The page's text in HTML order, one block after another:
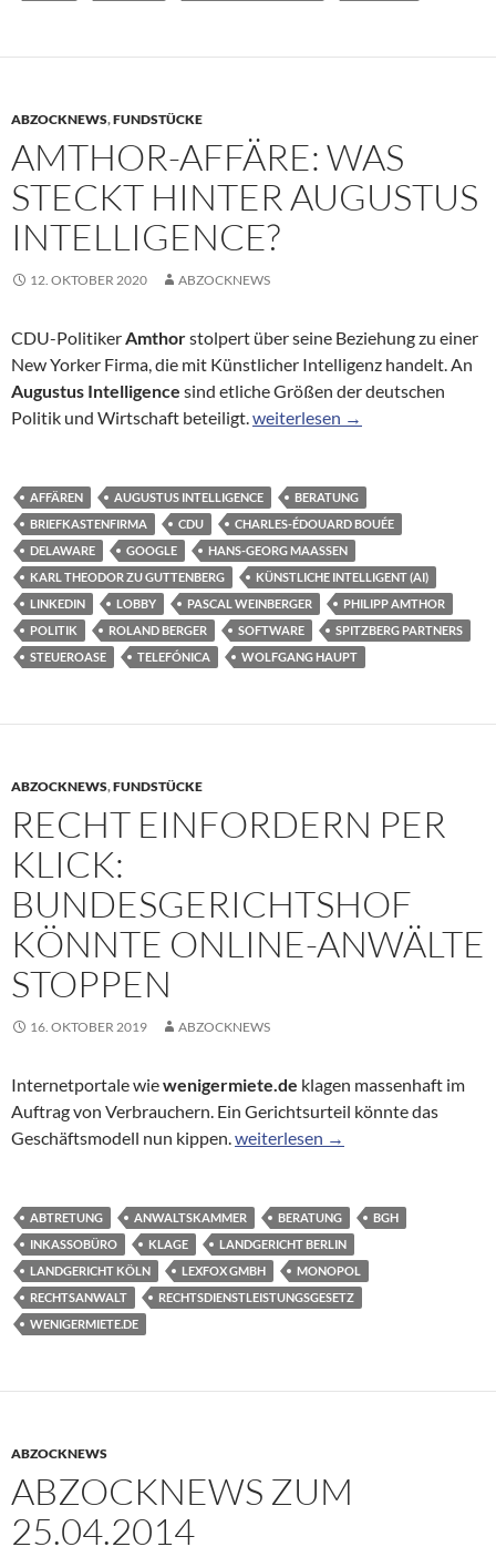
ABZOCKNEWS,FUNDSTÜCKE
AMTHOR-AFFÄRE: WAS
STECKT HINTER AUGUSTUS
INTELLIGENCE?
12. OKTOBER 2020 ABZOCKNEWS
CDU-PolitikerAmthorstolpert über seine Beziehung zu einer
New Yorker Firma, die mit Künstlicher Intelligenz handelt. An
Augustus Intelligence sind etliche Größen der deutschen
Politik und Wirtschaft beteiligt.Amthor-Affäre: Was steckt
weiterlesen →
AFFÄREN AUGUSTUS INTELLIGENCE
BERATUNG
BRIEFKASTENFIRMA
CDU
CHARLES-ÉDOUARD BOUÉE
DELAWARE
GOOGLE
HANS-GEORG MAASSEN
KARL THEODOR ZU GUTTENBERG
KÜNSTLICHE INTELLIGENT (AI)
LINKEDIN
LOBBY PASCAL WEINBERGER
PHILIPP AMTHOR
POLITIK
ROLAND BERGER SOFTWARE
SPITZBERG PARTNERS
STEUEROASE
TELEFÓNICA WOLFGANG HAUPT
ABZOCKNEWS,FUNDSTÜCKE
RECHT EINFORDERN PER
KLICK:
BUNDESGERICHTSHOF
KÖNNTE ONLINE-ANWÄLTE
STOPPEN
16. OKTOBER 2019 ABZOCKNEWS
Internetportale wiewenigermiete.de klagen massenhaft im
Auftrag von Verbrauchern. Ein Gerichtsurteil könnte das
Geschäftsmodell nun kippen.Recht einfordern per Klick:
weiterlesen →
ABTRETUNG ANWALTSKAMMER BERATUNG
BGH
INKASSOBÜRO
KLAGE
LANDGERICHT BERLIN
LANDGERICHT KÖLN
LEXFOX GMBH
MONOPOL
RECHTSANWALT
RECHTSDIENSTLEISTUNGSGESETZ
WENIGERMIETE.DE
ABZOCKNEWS
ABZOCKNEWS ZUM
25.04.2014